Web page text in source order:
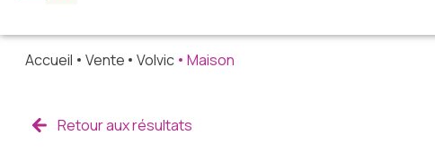
Accueil Vente Volvic Maison
Retour aux résultats